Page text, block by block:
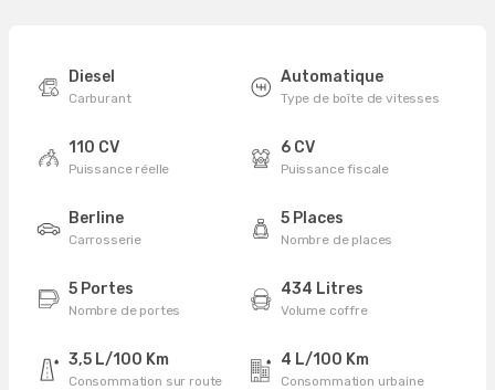
Diesel
Carburant
Automatique
Type de boîte de vitesses
110 CV
Puissance réelle
6 CV
Puissance fiscale
Berline
Carrosserie
5 Places
Nombre de places
5 Portes
Nombre de portes
434 Litres
Volume coffre
3,5 L/100 Km
Consommation sur route
4 L/100 Km
Consommation urbaine